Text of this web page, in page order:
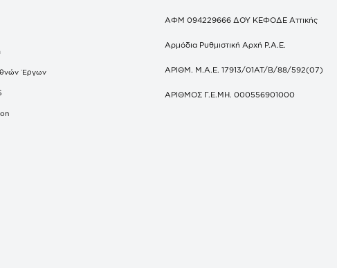
Έργων
ΑΦΜ 094229666 ΔΟΥ ΚΕΦΟΔΕ Αττικής
Αρμόδια Ρυθμιστική Αρχή Ρ.Α.Ε.
ΑΡΙΘΜ. Μ.Α.Ε. 17913/01ΑΤ/Β/88/592(07)
ΑΡΙΘΜΟΣ Γ.Ε.ΜΗ. 000556901000